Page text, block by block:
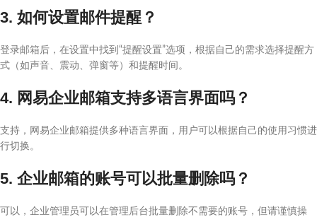
3. 如何设置邮件提醒？
登录邮箱后，在设置中找到“提醒设置”选项，根据自己的需求选择提醒方
式（如声音、震动、弹窗等）和提醒时间。
4. 网易企业邮箱支持多语言界面吗？
支持，网易企业邮箱提供多种语言界面，用户可以根据自己的使用习惯进
行切换。
5. 企业邮箱的账号可以批量删除吗？
可以，企业管理员可以在管理后台批量删除不需要的账号，但请谨慎操